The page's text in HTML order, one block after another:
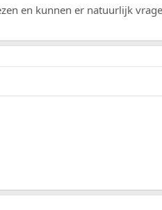
en kunnen er natuurlijk